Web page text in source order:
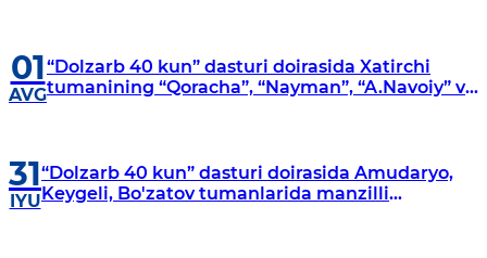
01
AVG
“Dolzarb 40 kun” dasturi doirasida Xatirchi
tumanining “Qoracha”, “Nayman”, “A.Navoiy” va
31
IYU
“Dolzarb 40 kun” dasturi doirasida Amudaryo,
Keygeli, Bo'zatov tumanlarida manzilli